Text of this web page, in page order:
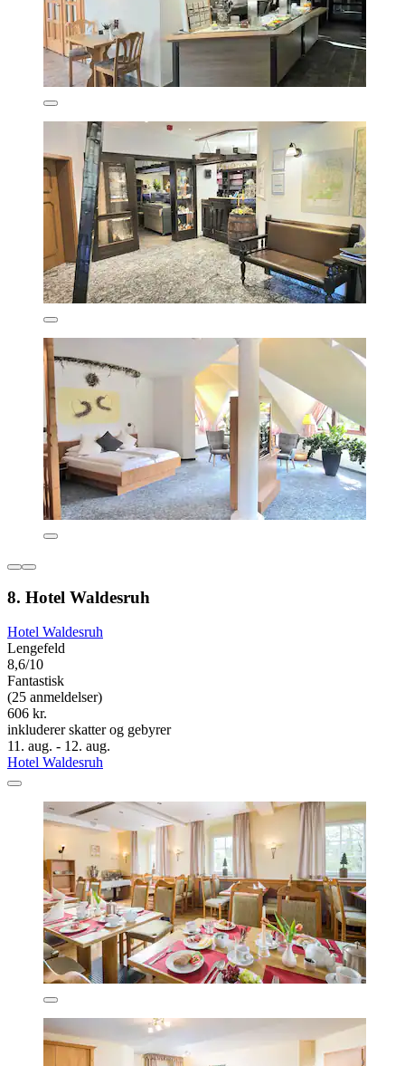
8. Hotel Waldesruh
Hotel Waldesruh
Lengefeld
8,6/10
Fantastisk
(25 anmeldelser)
606 kr.
inkluderer skatter og gebyrer
11. aug. - 12. aug.
Hotel Waldesruh